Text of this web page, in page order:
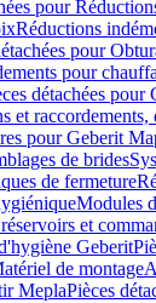
pour
Réductions
pour
pour
détachées pour
et raccordements,
pour Geberit
de brides
de fermeture
Modules
et
Geberit
de montage
MeplaPièces